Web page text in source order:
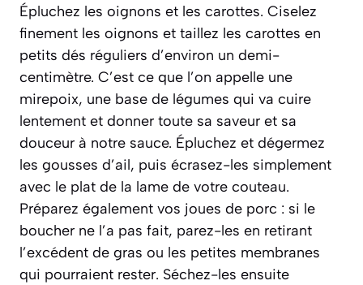
Épluchez les oignons et les carottes. Ciselez
finement les oignons et taillez les carottes en
petits dés réguliers d’environ un demi-
centimètre. C’est ce que l’on appelle une
mirepoix, une base de légumes qui va cuire
lentement et donner toute sa saveur et sa
douceur à notre sauce. Épluchez et dégermez
les gousses d’ail, puis écrasez-les simplement
avec le plat de la lame de votre couteau.
Préparez également vos joues de porc : si le
boucher ne l’a pas fait, parez-les en retirant
l’excédent de gras ou les petites membranes
qui pourraient rester. Séchez-les ensuite